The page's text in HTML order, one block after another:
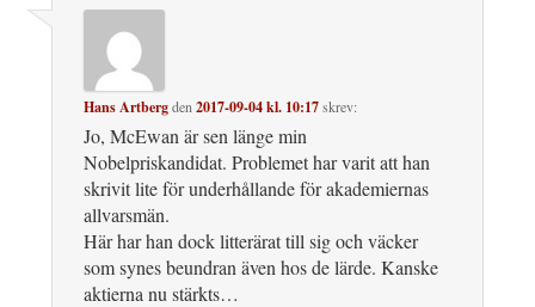
Hans Artbergden 2017-09-04 kl. 10:17skrev:
Jo, McEwan är sen länge min
Nobelpriskandidat. Problemet har varit att han
skrivit lite för underhållande för akademiernas
allvarsmän.
Här har han dock litterärat till sig och väcker
som synes beundran även hos de lärde. Kanske
aktierna nu stärkts…